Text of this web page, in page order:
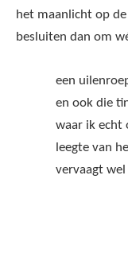
het maanlicht op
besluiten dan om
een
en ook die
waar ik echt
leegte van
vervaagt